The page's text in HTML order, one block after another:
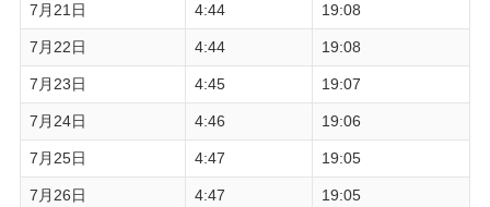
7月21日 4:44 19:08
7月22日 4:44 19:08
7月23日 4:45 19:07
7月24日 4:46 19:06
7月25日 4:47 19:05
7月26日 4:47 19:05